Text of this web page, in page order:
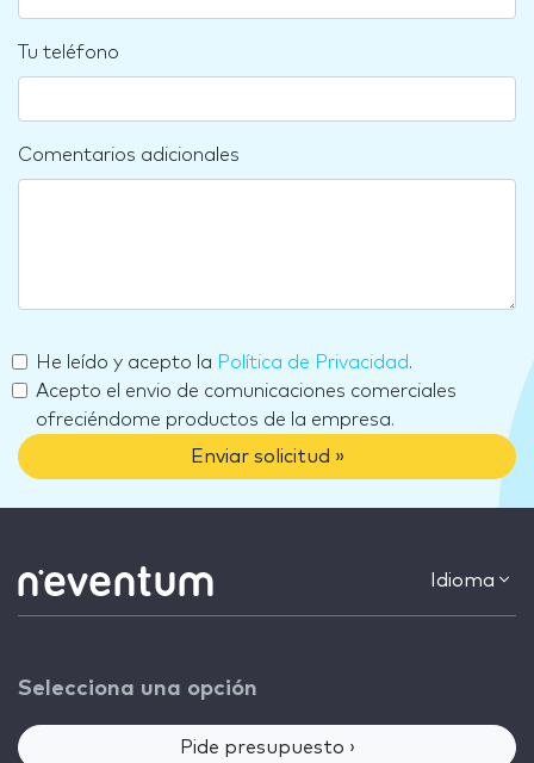
Tu teléfono
Comentarios adicionales
He leído y acepto la Política de Privacidad.
Acepto el envio de comunicaciones comerciales
ofreciéndome productos de la empresa.
Enviar solicitud »
Idioma
Selecciona una opción
Pide presupuesto ›